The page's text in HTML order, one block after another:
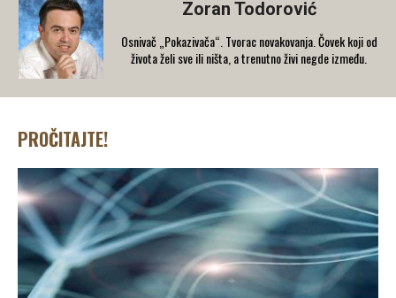
Zoran Todorović
Osnivač „Pokazivača“. Tvorac novakovanja. Čovek koji od
života želi sve ili ništa, a trenutno živi negde između.
PROČITAJTE!